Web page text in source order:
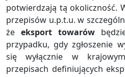
potwierdzają tą okoliczność.
przepisów u.p.t.u. w
żeeksport towarów
przypadku, gdy zgłoszenie
się wyłącznie w
przepisach definiujących